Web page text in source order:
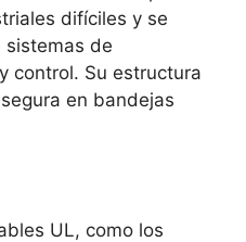
difíciles y se
sistemas de
control. Su estructura
en bandejas
UL, como los